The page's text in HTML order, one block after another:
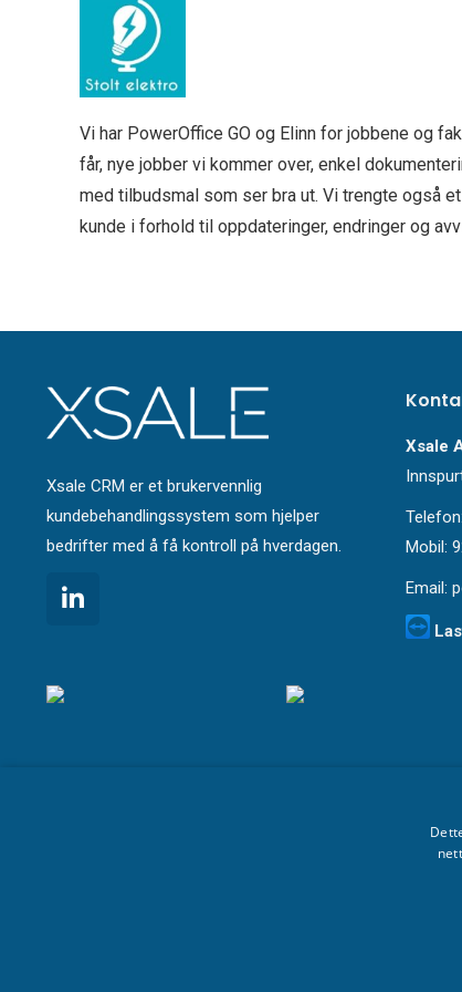
Vi har PowerOffice GO og Elinn for jobbene og
får, nye jobber vi kommer over, enkel
med tilbudsmal som ser bra ut. Vi trengte også
kunde i forhold til oppdateringer, endringer og
Xsale CRM er et brukervennlig
kundebehandlingssystem som hjelper
bedrifter med å få kontroll på hverdagen.
Xsale
Mobil:
Email: